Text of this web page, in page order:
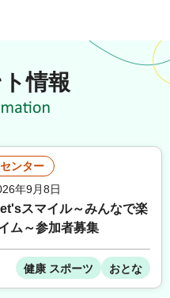
情報
ンター
年9月8日
スマイル～みんなで楽
ム～参加者募集
健康 スポーツ おとな